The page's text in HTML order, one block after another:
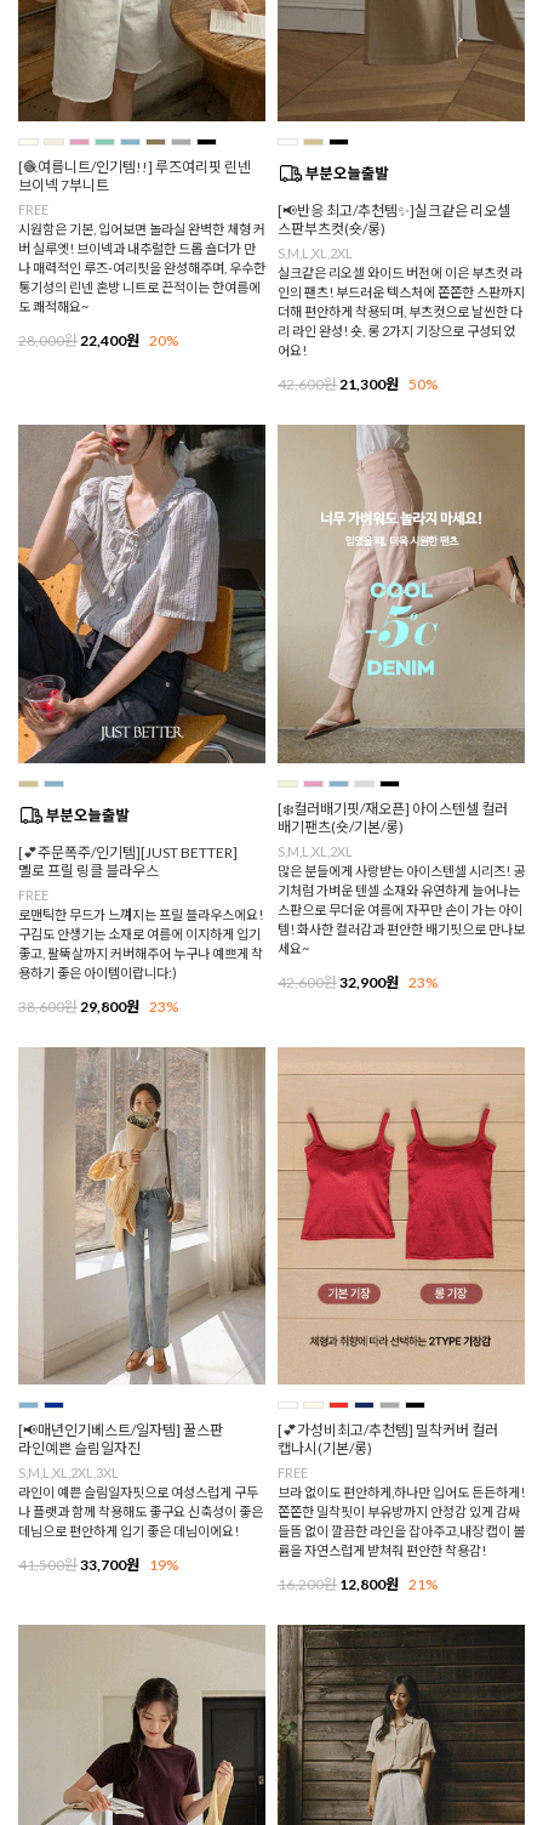
[🧶여름니트/인기템!!] 루즈여리핏 린넨
브이넥 7부니트
FREE
시원함은 기본, 입어보면 놀라실 완벽한 체형 커
버 실루엣! 브이넥과 내추럴한 드롭 숄더가 만
나 매력적인 루즈-여리핏을 완성해주며, 우수한
통기성의 린넨 혼방 니트로 끈적이는 한여름에
도 쾌적해요~
28,000원 22,400원 20%
[📢반응 최고/추천템✨]실크같은 리오셀
스판부츠컷(숏/롱)
S,M,L,XL,2XL
실크같은 리오셀 와이드 버전에 이은 부츠컷 라
인의 팬츠! 부드러운 텍스처에 쫀쫀한 스판까지
더해 편안하게 착용되며, 부츠컷으로 날씬한 다
리 라인 완성! 숏, 롱 2가지 기장으로 구성되었
어요!
42,600원 21,300원 50%
[💕주문폭주/인기템][JUST BETTER]
멜로 프릴 링클 블라우스
FREE
로맨틱한 무드가 느껴지는 프릴 블라우스에요!
구김도 안생기는 소재로 여름에 이지하게 입기
좋고, 팔뚝살까지 커버해주어 누구나 예쁘게 착
용하기 좋은 아이템이랍니다:)
38,600원 29,800원 23%
[❄️컬러배기핏/재오픈] 아이스텐셀 컬러
배기팬츠(숏/기본/롱)
S,M,L,XL,2XL
많은 분들에게 사랑받는 아이스텐셀 시리즈! 공
기처럼 가벼운 텐셀 소재와 유연하게 늘어나는
스판으로 무더운 여름에 자꾸만 손이 가는 아이
템! 화사한 컬러감과 편안한 배기핏으로 만나보
세요~
42,600원32,900원 23%
[📢매년인기베스트/일자템] 꿀스판
라인예쁜 슬림일자진
S,M,L,XL,2XL,3XL
라인이 예쁜 슬림일자핏으로 여성스럽게 구두
나 플랫과 함께 착용해도 좋구요 신축성이 좋은
데님으로 편안하게 입기 좋은 데님이에요!
41,500원33,700원 19%
[💕가성비최고/추천템] 밀착커버 컬러
캡나시(기본/롱)
FREE
브라 없이도 편안하게,하나만 입어도 든든하게!
쫀쫀한 밀착핏이 부유방까지 안정감 있게 감싸
들뜸 없이 깔끔한 라인을 잡아주고,내장 캡이 볼
륨을 자연스럽게 받쳐줘 편안한 착용감!
16,200원 12,800원 21%